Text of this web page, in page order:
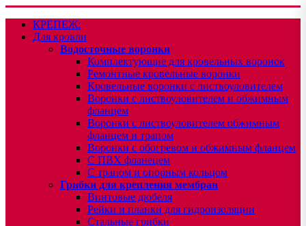
КРЕПЕЖ:
Для кровли
Водосточные воронки
Комплектующие для кровельных воронок
Ремонтные кровельные воронки
Кровельные воронки с листвоуловителем
Воронки с листвоуловителем и обжимным
фланцем
Воронки с листвоуловителем обжимным
фланцем и трапом
Воронки с обогревом и обжимным фланцем
С ПВХ фланецем
С трапом и опорным кольцом
Грибки для крепления мембран
Винтовые дюбеля
Рейки и планки для гидроизоляции
Стальные грибки